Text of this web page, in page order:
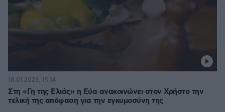
Στη «Γη της Ελιάς» η Εύα ανακοινώνει στον Χρήστο την
τελική της απόφαση για την εγκυμοσύνη της
18.01.2023, 15:14